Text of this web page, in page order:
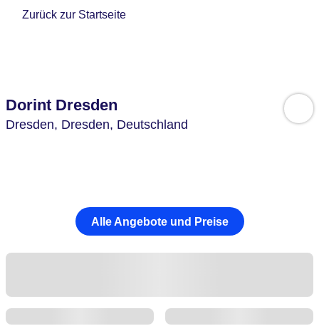
Zurück zur Startseite
Dorint Dresden
Dresden, Dresden, Deutschland
Alle Angebote und Preise